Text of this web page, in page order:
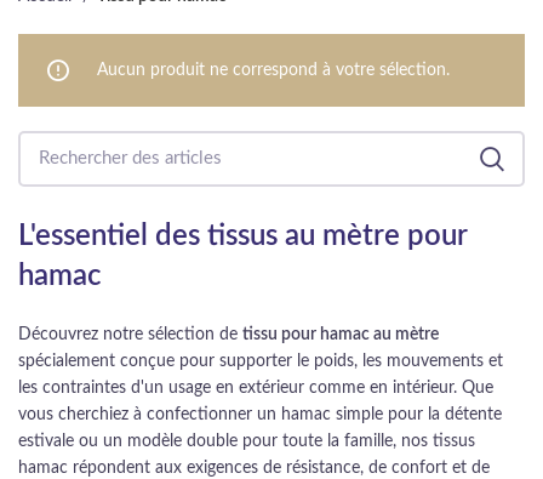
Aucun produit ne correspond à votre sélection.
L'essentiel des tissus au mètre pour
hamac
Découvrez notre sélection de tissu pour hamac au mètre
spécialement conçue pour supporter le poids, les mouvements et
les contraintes d'un usage en extérieur comme en intérieur. Que
vous cherchiez à confectionner un hamac simple pour la détente
estivale ou un modèle double pour toute la famille, nos tissus
hamac répondent aux exigences de résistance, de confort et de